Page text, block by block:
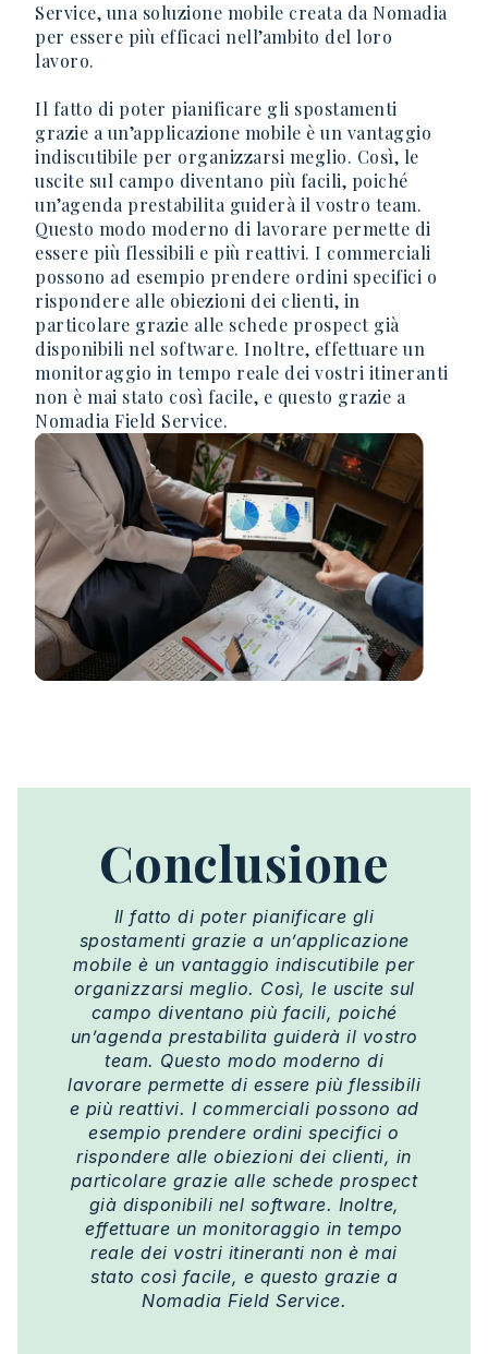
Service, una soluzione mobile creata da Nomadia
per essere più efficaci nell’ambito del loro
lavoro.
Il fatto di poter pianificare gli spostamenti
grazie a un’applicazione mobile è un vantaggio
indiscutibile per organizzarsi meglio. Così, le
uscite sul campo diventano più facili, poiché
un’agenda prestabilita guiderà il vostro team.
Questo modo moderno di lavorare permette di
essere più flessibili e più reattivi. I commerciali
possono ad esempio prendere ordini specifici o
rispondere alle obiezioni dei clienti, in
particolare grazie alle schede prospect già
disponibili nel software. Inoltre, effettuare un
monitoraggio in tempo reale dei vostri itineranti
non è mai stato così facile, e questo grazie a
Nomadia Field Service.
Conclusione
Il fatto di poter pianificare gli
spostamenti grazie a un’applicazione
mobile è un vantaggio indiscutibile per
organizzarsi meglio. Così, le uscite sul
campo diventano più facili, poiché
un’agenda prestabilita guiderà il vostro
team. Questo modo moderno di
lavorare permette di essere più flessibili
e più reattivi. I commerciali possono ad
esempio prendere ordini specifici o
rispondere alle obiezioni dei clienti, in
particolare grazie alle schede prospect
già disponibili nel software. Inoltre,
effettuare un monitoraggio in tempo
reale dei vostri itineranti non è mai
stato così facile, e questo grazie a
Nomadia Field Service.